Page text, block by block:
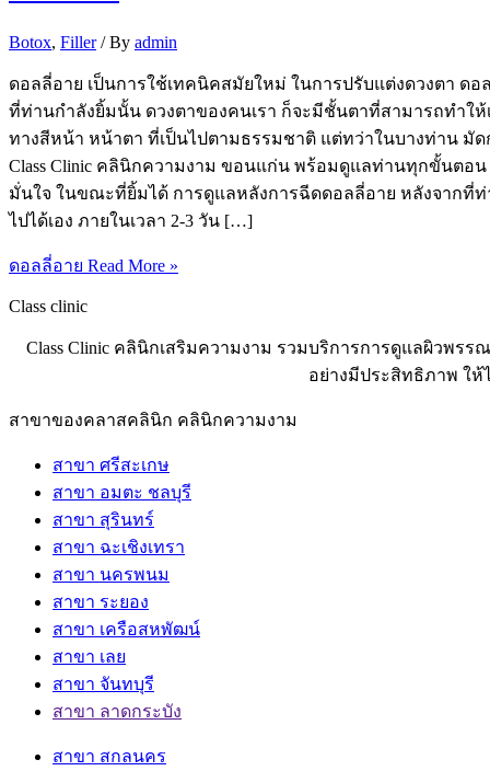
Botox, Filler/ By admin
ดอลลี่อาย เป็นการใช้เทคนิคสมัยใหม่ ในการปรับแต่งดวงตา ด
ที่ท่านกำลังยิ้มนั้น ดวงตาของคนเรา ก็จะมีชั้นตาที่สามารถทำให้
ทางสีหน้า หน้าตา ที่เป็นไปตามธรรมชาติ แต่ทว่าในบางท่าน มั
Class Clinic คลินิกความงาม ขอนแก่น พร้อมดูแลท่านทุกขั้นตอน
มั่นใจ ในขณะที่ยิ้มได้ การดูแลหลังการฉีดดอลลี่อาย หลังจากที่
ไปได้เอง ภายในเวลา 2-3 วัน […]
ดอลลี่อาย Read More »
Class clinic
Class Clinic คลินิกเสริมความงาม รวมบริการการดูแลผิวพ
อย่างมีประสิทธิภาพ ให้
สาขาของคลาสคลินิก คลินิกความงาม
สาขา ศรีสะเกษ
สาขา อมตะ ชลบุรี
สาขา สุรินทร์
สาขา ฉะเชิงเทรา
สาขา นครพนม
สาขา ระยอง
สาขา เครือสหพัฒน์
สาขา เลย
สาขา จันทบุรี
สาขา ลาดกระบัง
สาขา สกลนคร